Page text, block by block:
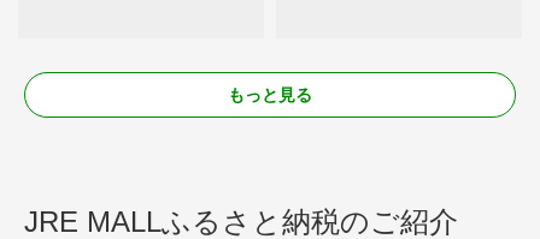
もっと見る
JRE MALLふるさと納税のご紹介